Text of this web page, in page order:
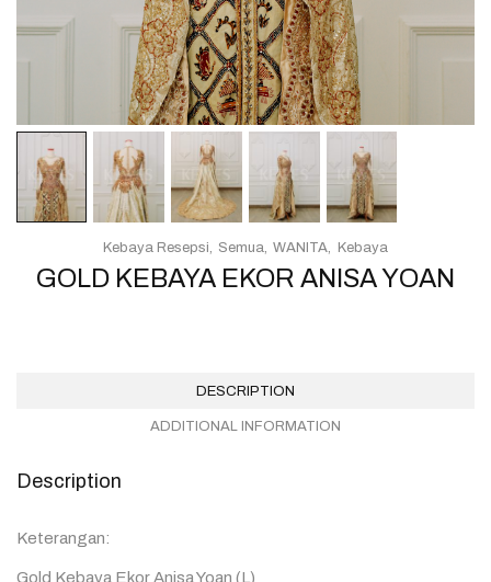
GOLD KEBAYA EKOR ANISA YOAN
Kebaya Resepsi Semua WANITA Kebaya
DESCRIPTION
ADDITIONAL INFORMATION
Description
Keterangan:
Gold Kebaya Ekor Anisa Yoan (L)